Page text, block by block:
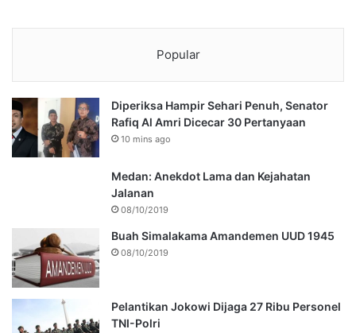
Popular
Diperiksa Hampir Sehari Penuh, Senator
Rafiq Al Amri Dicecar 30 Pertanyaan
10 mins ago
Medan: Anekdot Lama dan Kejahatan
Jalanan
08/10/2019
Buah Simalakama Amandemen UUD 1945
08/10/2019
Pelantikan Jokowi Dijaga 27 Ribu Personel
TNI-Polri